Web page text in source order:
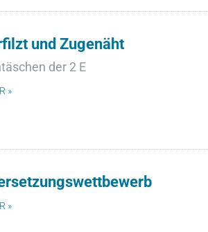
und Zugenäht
der 2 E
»
»